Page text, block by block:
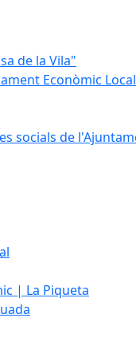
de la Vila"
Econòmic Local
socials de
| La Piqueta